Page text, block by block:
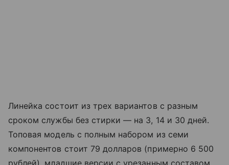
Линейка состоит из трех вариантов с разным
сроком службы без стирки — на 3, 14 и 30 дней.
Топовая модель с полным набором из семи
компонентов стоит 79 долларов (примерно 6 500